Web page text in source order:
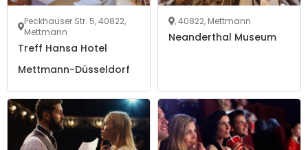
Peckhauser Str. 5, 40822,
Mettmann
Treff Hansa Hotel
Mettmann-Düsseldorf
, 40822, Mettmann
Neanderthal Museum